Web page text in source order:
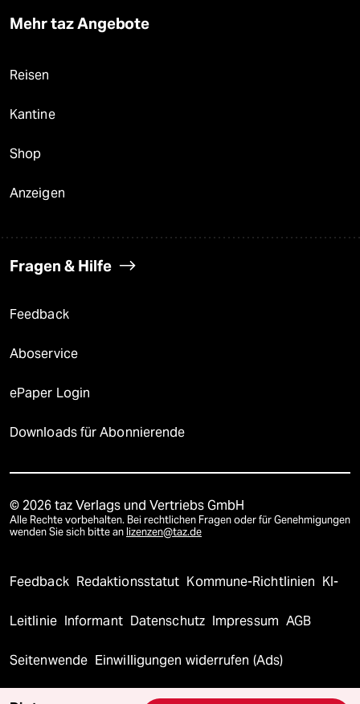
Mehr taz Angebote
Reisen
Kantine
Shop
Anzeigen
Fragen & Hilfe
Feedback
Aboservice
ePaper Login
Downloads für Abonnierende
© 2026 taz Verlags und Vertriebs GmbH
Alle Rechte vorbehalten. Bei rechtlichen Fragen oder für Genehmigungen
wenden Sie sich bitte an lizenzen@taz.de
Feedback Redaktionsstatut Kommune-Richtlinien KI-
Leitlinie Informant Datenschutz Impressum AGB
Seitenwende Einwilligungen widerrufen (Ads)